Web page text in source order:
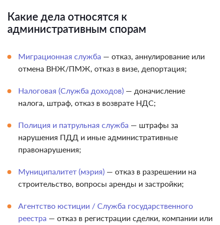
Какие дела относятся к
административным спорам
Миграционная служба — отказ, аннулирование или
отмена ВНЖ/ПМЖ, отказ в визе, депортация;
Налоговая (Служба доходов) — доначисление
налога, штраф, отказ в возврате НДС;
Полиция и патрульная служба — штрафы за
нарушения ПДД и иные административные
правонарушения;
Муниципалитет (мэрия) — отказ в разрешении на
строительство, вопросы аренды и застройки;
Агентство юстиции / Служба государственного
реестра — отказ в регистрации сделки, компании или